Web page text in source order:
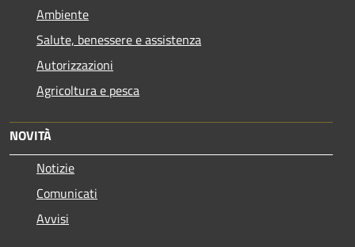
Ambiente
Salute, benessere e assistenza
Autorizzazioni
Agricoltura e pesca
NOVITÀ
Notizie
Comunicati
Avvisi